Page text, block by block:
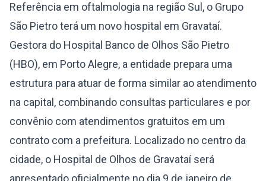
Referência em oftalmologia na região Sul, o Grupo
São Pietro terá um novo hospital em Gravataí.
Gestora do Hospital Banco de Olhos São Pietro
(HBO), em Porto Alegre, a entidade prepara uma
estrutura para atuar de forma similar ao atendimento
na capital, combinando consultas particulares e por
convênio com atendimentos gratuitos em um
contrato com a prefeitura. Localizado no centro da
cidade, o Hospital de Olhos de Gravataí será
apresentado oficialmente no dia 9 de janeiro de